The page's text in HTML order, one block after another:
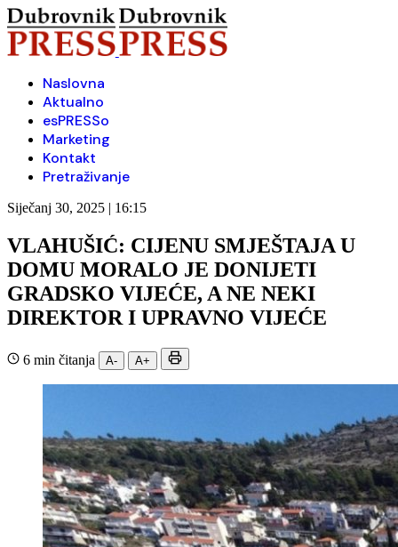
Naslovna
Aktualno
esPRESSo
Marketing
Kontakt
Pretraživanje
Siječanj 30, 2025 | 16:15
VLAHUŠIĆ: CIJENU SMJEŠTAJA U
DOMU MORALO JE DONIJETI
GRADSKO VIJEĆE, A NE NEKI
DIREKTOR I UPRAVNO VIJEĆE
6 min čitanja A- A+